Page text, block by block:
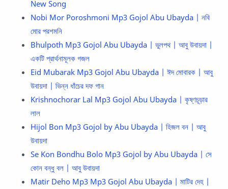
New Song
Nobi Mor Poroshmoni Mp3 Gojol Abu Ubayda | নবি
মোর পরশমনি
Bhulpoth Mp3 Gojol Abu Ubayda | ভুলপথ | আবু উবায়দা |
একটি প্রার্থনামূলক গজল
Eid Mubarak Mp3 Gojol Abu Ubayda | ঈদ মোবারক | আবু
উবায়দা | ভিন্ন ধাঁচের দফ গান
Krishnochorar Lal Mp3 Gojol Abu Ubayda | কৃষ্ণচূড়ার
লাল
Hijol Bon Mp3 Gojol by Abu Ubayda | হিজল বন | আবু
উবায়দা
Se Kon Bondhu Bolo Mp3 Gojol by Abu Ubayda | সে
কোন বন্ধু বল | আবু উবায়দা
Matir Deho Mp3 Mp3 Gojol Abu Ubayda | মাটির দেহ |